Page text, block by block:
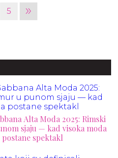
5 »
Alta Moda 2025: Rimski
sjaju — kad visoka moda
postane spektakl